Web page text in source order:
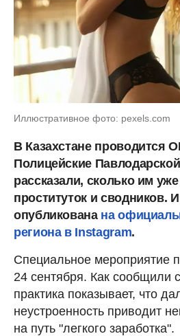
Иллюстративное фото: pexels.com
В Казахстане проводится
Полицейские
рассказали, сколько им
проституток и сводников.
опубликована на
региона в Instagram.
Специальное мероприятие
24 сентября. Как сообщили
практика показывает, что
неустроенность приводит
на путь "легкого заработка".